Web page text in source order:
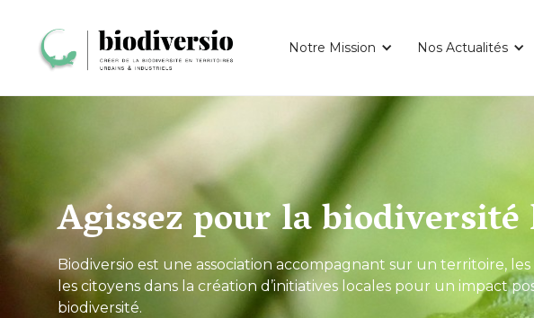
Notre Mission Nos Actualités
Agissez pour la biodiversité
Biodiversio est une association accompagnant sur un territoire,
les citoyens dans la création d’initiatives locales pour un impact
biodiversité.